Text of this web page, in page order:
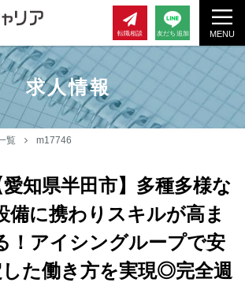
MENU
転職相談 友だち追加
求人情報
覧 m17746
愛知県半田市】多種多様な
備に携わりスキルが高ま
！アイシングループで安
した働き方を実現◎完全週